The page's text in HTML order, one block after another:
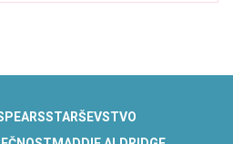
STARŠEVSTVO